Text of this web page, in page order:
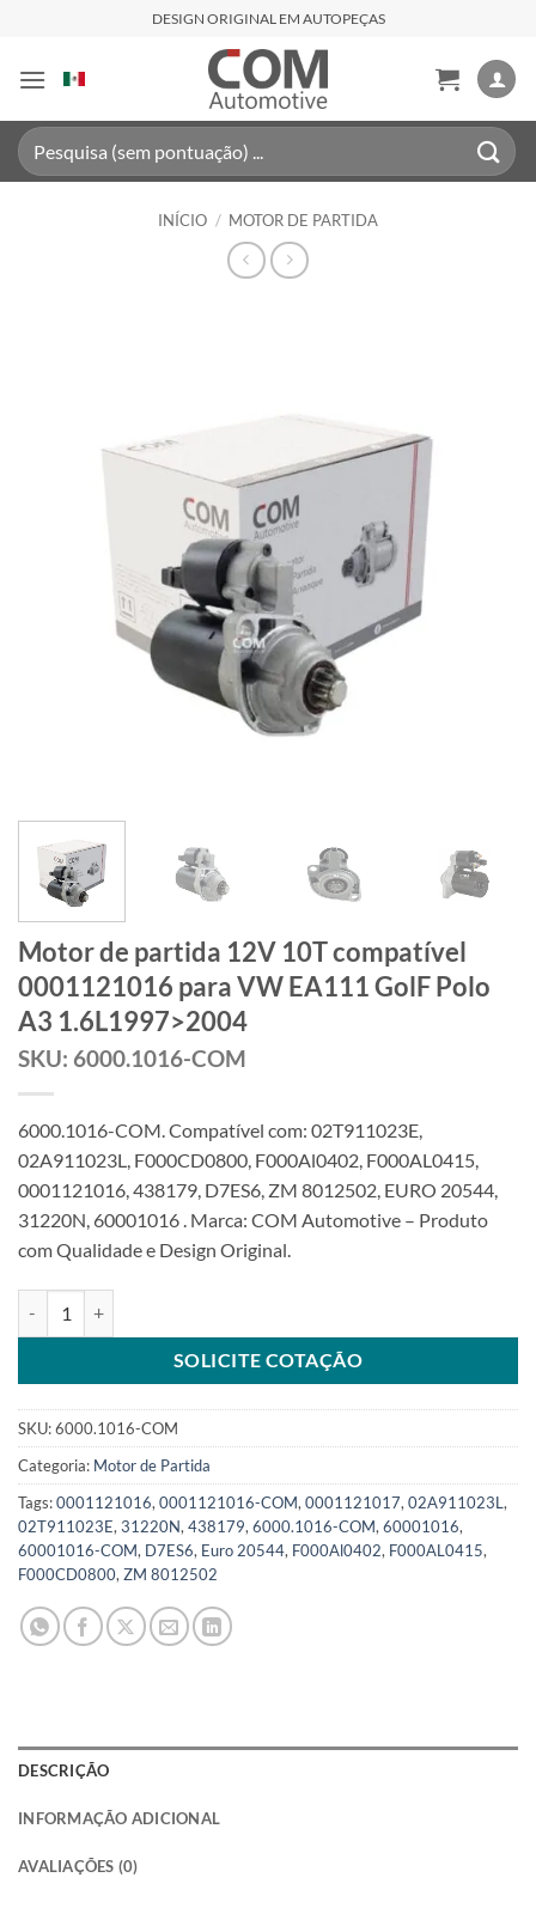
content
DESIGN ORIGINAL EM AUTOPEÇAS
Pesquisar
por:
INÍCIO / MOTOR DE PARTIDA
Motor de partida 12V 10T compatível
0001121016 para VW EA111 GolF Polo
A3 1.6L1997>2004
SKU: 6000.1016-COM
6000.1016-COM. Compatível com: 02T911023E,
02A911023L, F000CD0800, F000Al0402, F000AL0415,
0001121016, 438179, D7ES6, ZM 8012502, EURO 20544,
31220N, 60001016 . Marca: COM Automotive – Produto
com Qualidade e Design Original.
SOLICITE COTAÇÃO
SKU:6000.1016-COM
Categoria: Motor de Partida
Tags:0001121016, 0001121016-COM, 0001121017, 02A911023L ,
02T911023E, 31220N, 438179, 6000.1016-COM, 60001016,
60001016-COM, D7ES6, Euro 20544, F000Al0402, F000AL0415,
F000CD0800, ZM 8012502
DESCRIÇÃO
INFORMAÇÃO ADICIONAL
AVALIAÇÕES (0)